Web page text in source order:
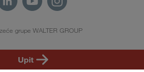
Upit
grupe WALTER GROUP